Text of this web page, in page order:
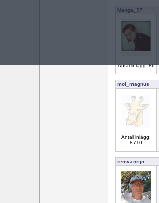
Manga_97
Antal inlägg: 86
moi_magnus
Antal inlägg:
8710
remvanrijn